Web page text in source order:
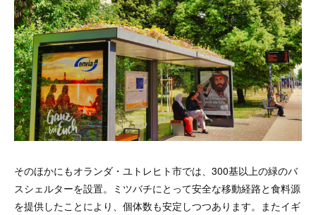
そのほかにもオランダ・ユトレヒト市では、300基以上の緑のバ
スシェルターを設置。ミツバチにとって安全な移動経路と食料源
を提供したことにより、個体数も安定しつつあります。またイギ